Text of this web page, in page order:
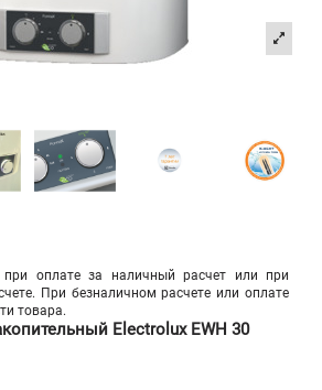
при оплате за наличный расчет или при
При безналичном расчете или оплате
товара.
Electrolux EWH 30